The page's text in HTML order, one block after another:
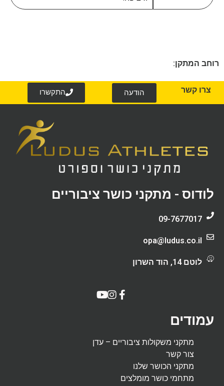
רוחב המתקן:
צרו קשר הודעה התקשרו
עמודים
מתקני משקולות ציבוריים – עדן
צור קשר
מתקני הכושר שלנו
מתחמי כושר מומלצים
לודוס - מתקני כושר ציבוריים
09-7677017
opa@ludus.co.il
לוטם 14, הוד השרון